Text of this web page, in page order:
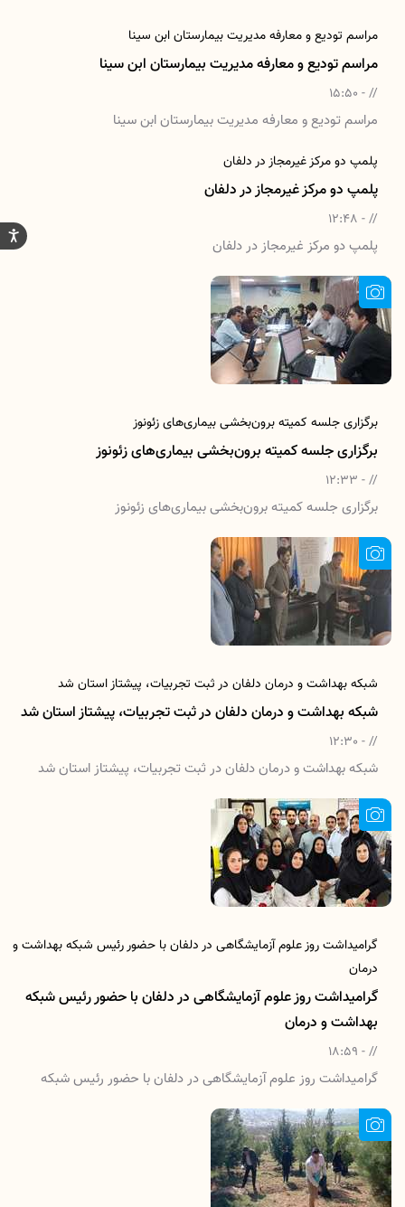
مراسم تودیع و معارفه مدیریت بیمارستان ابن سینا
مراسم تودیع و معارفه مدیریت بیمارستان ابن سینا
// - 15:50
مراسم تودیع و معارفه مدیریت بیمارستان ابن سینا
پلمپ دو مرکز غیرمجاز در دلفان
پلمپ دو مرکز غیرمجاز در دلفان
// - 12:48
پلمپ دو مرکز غیرمجاز در دلفان
برگزاری جلسه کمیته برون‌بخشی بیماری‌های زئونوز
برگزاری جلسه کمیته برون‌بخشی بیماری‌های زئونوز
// - 12:33
برگزاری جلسه کمیته برون‌بخشی بیماری‌های زئونوز
شبکه بهداشت و درمان دلفان در ثبت تجربیات، پیشتاز استان شد
شبکه بهداشت و درمان دلفان در ثبت تجربیات، پیشتاز استان شد
// - 12:30
شبکه بهداشت و درمان دلفان در ثبت تجربیات، پیشتاز استان شد
گرامیداشت روز علوم آزمایشگاهی در دلفان با حضور رئیس شبکه بهداشت و
درمان
گرامیداشت روز علوم آزمایشگاهی در دلفان با حضور رئیس شبکه
بهداشت و درمان
// - 18:59
گرامیداشت روز علوم آزمایشگاهی در دلفان با حضور رئیس شبکه